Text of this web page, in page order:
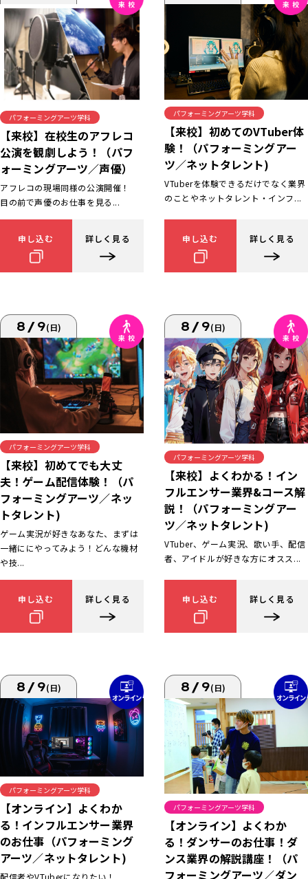
パフォーミングアーツ学科
【来校】在校生のアフレコ
公演を観劇しよう！（パフ
ォーミングアーツ／声優）
アフレコの現場同様の公演開催！
目の前で声優のお仕事を見る...
申し込む 詳しく見る
パフォーミングアーツ学科
【来校】初めてのVTuber体
験！（パフォーミングアー
ツ／ネットタレント)
VTuberを体験できるだけでなく業界
のことやネットタレント・インフ...
申し込む 詳しく見る
8/9(日)
パフォーミングアーツ学科
【来校】初めてでも大丈
夫！ゲーム配信体験！（パ
フォーミングアーツ／ネッ
トタレント)
ゲーム実況が好きなあなた、まずは
一緒ににやってみよう！どんな機材
や技...
申し込む 詳しく見る
8/9(日)
パフォーミングアーツ学科
【来校】よくわかる！イン
フルエンサー業界&コース解
説！（パフォーミングアー
ツ／ネットタレント)
VTuber、ゲーム実況、歌い手、配信
者、アイドルが好きな方にオスス...
申し込む 詳しく見る
8/9(日)
パフォーミングアーツ学科
【オンライン】よくわか
る！インフルエンサー業界
のお仕事（パフォーミング
アーツ／ネットタレント)
配信者やVTuberになりたい！
8/9(日)
パフォーミングアーツ学科
【オンライン】よくわか
る！ダンサーのお仕事！ダ
ンス業界の解説講座！（パ
フォーミングアーツ／ダン